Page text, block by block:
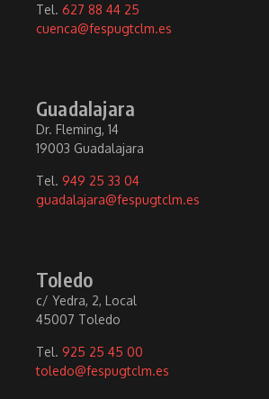
Tel. 627 88 44 25
cuenca@fespugtclm.es
Guadalajara
Dr. Fleming, 14
19003 Guadalajara
Tel. 949 25 33 04
guadalajara@fespugtclm.es
Toledo
c/ Yedra, 2, Local
45007 Toledo
Tel. 925 25 45 00
toledo@fespugtclm.es